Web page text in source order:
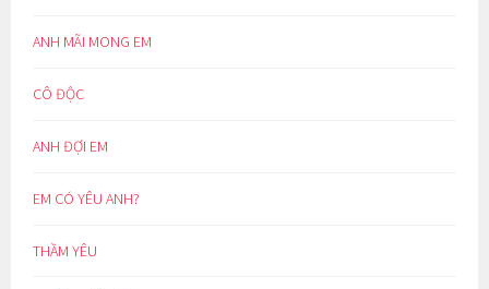
ANH MÃI MONG EM
CÔ ĐỘC
ANH ĐỢI EM
EM CÓ YÊU ANH?
THẦM YÊU